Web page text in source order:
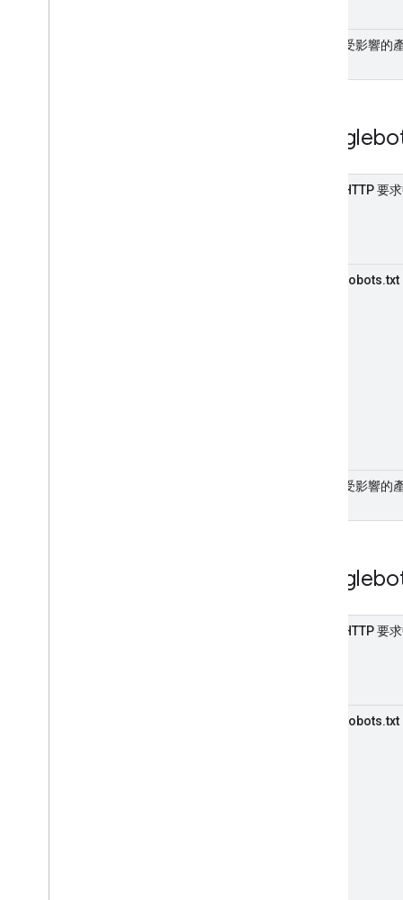
受影響的
HTTP 要
robots.txt
受影響的
HTTP 要
robots.txt